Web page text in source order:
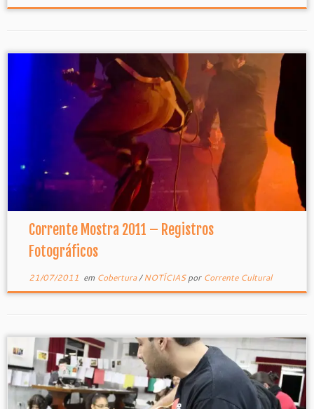
Corrente Mostra 2011 – Registros
Fotográficos
21/07/2011 em Cobertura/NOTÍCIASpor Corrente Cultural